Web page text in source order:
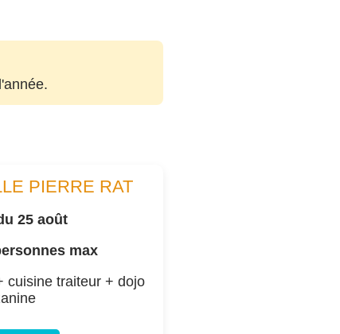
PIERRE RAT
25 août
max
cuisine traiteur + dojo